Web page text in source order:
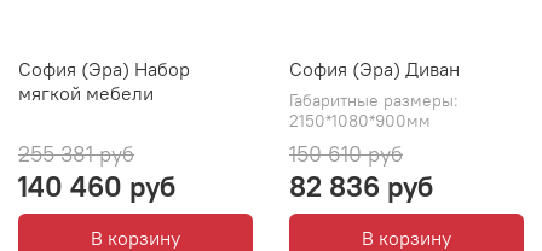
София (Эра) Набор
мягкой мебели
255 381 руб
140 460 руб
В корзину
София (Эра) Диван
Габаритные размеры:
2150*1080*900мм
150 610 руб
82 836 руб
В корзину